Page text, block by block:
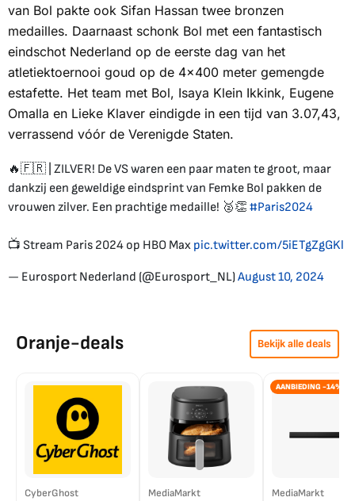
van Bol pakte ook Sifan Hassan twee bronzen
medailles. Daarnaast schonk Bol met een fantastisch
eindschot Nederland op de eerste dag van het
atletiektoernooi goud op de 4x400 meter gemengde
estafette. Het team met Bol, Isaya Klein Ikkink, Eugene
Omalla en Lieke Klaver eindigde in een tijd van 3.07,43,
verrassend vóór de Verenigde Staten.
🔥🇫🇷 | ZILVER! De VS waren een paar maten te groot, maar
dankzij een geweldige eindsprint van Femke Bol pakken de
vrouwen zilver. Een prachtige medaille! 🥈👏 #Paris2024
📺 Stream Paris 2024 op HBO Max pic.twitter.com/5iETgZgGKl
— Eurosport Nederland (@Eurosport_NL)August 10, 2024
Oranje-deals Bekijk alle deals
CyberGhost MediaMarkt
AANBIEDING -14%
MediaMarkt